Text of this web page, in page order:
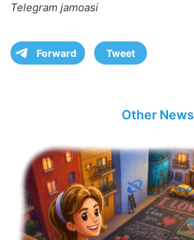
Telegram jamoasi
Forward Tweet
Other News